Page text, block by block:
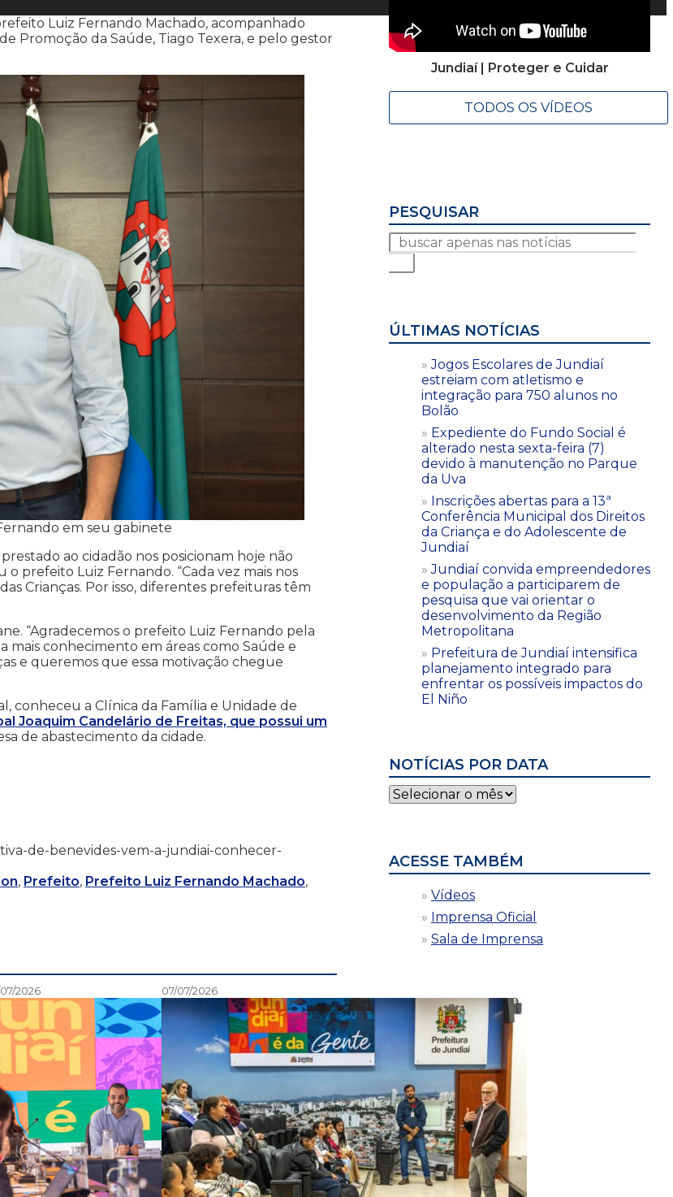
Luiz Fernando Machado, acompanhado
Promoção da Saúde, Tiago Texera, e pelo gestor
em seu gabinete
ao cidadão nos posicionam hoje não
prefeito Luiz Fernando. “Cada vez mais nos
Crianças. Por isso, diferentes prefeituras têm
“Agradecemos o prefeito Luiz Fernando pela
conhecimento em áreas como Saúde e
e queremos que essa motivação chegue
conheceu a Clínica da Família e Unidade de
Joaquim Candelário de Freitas, que possui um
de abastecimento da cidade.
de-benevides-vem-a-jundiai-conhecer-
, Prefeito, Prefeito Luiz Fernando Machado,
2026 07/07/2026
Jundiaí | Proteger e Cuidar
TODOS OS VÍDEOS
PESQUISAR
ÚLTIMAS NOTÍCIAS
Jogos Escolares de Jundiaí
estreiam com atletismo e
integração para 750 alunos no
Bolão
Expediente do Fundo Social é
alterado nesta sexta-feira (7)
devido à manutenção no Parque
da Uva
Inscrições abertas para a 13ª
Conferência Municipal dos Direitos
da Criança e do Adolescente de
Jundiaí
Jundiaí convida empreendedores
e população a participarem de
pesquisa que vai orientar o
desenvolvimento da Região
Metropolitana
Prefeitura de Jundiaí intensifica
planejamento integrado para
enfrentar os possíveis impactos do
El Niño
NOTÍCIAS POR DATA
Notícias
por
ACESSE TAMBÉM
Vídeos
Imprensa Oficial
Sala de Imprensa